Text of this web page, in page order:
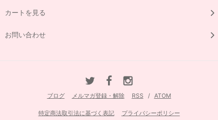
カートを見る
お問い合わせ
ブログ メルマガ登録・解除 RSS / ATOM
特定商法取引法に基づく表記 プライバシーポリシー